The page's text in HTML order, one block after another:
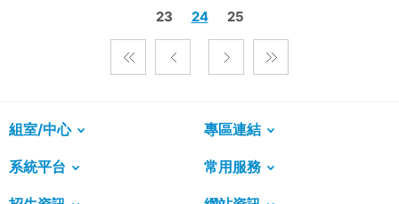
23 24 25
組室/中心 專區連結
系統平台 常用服務